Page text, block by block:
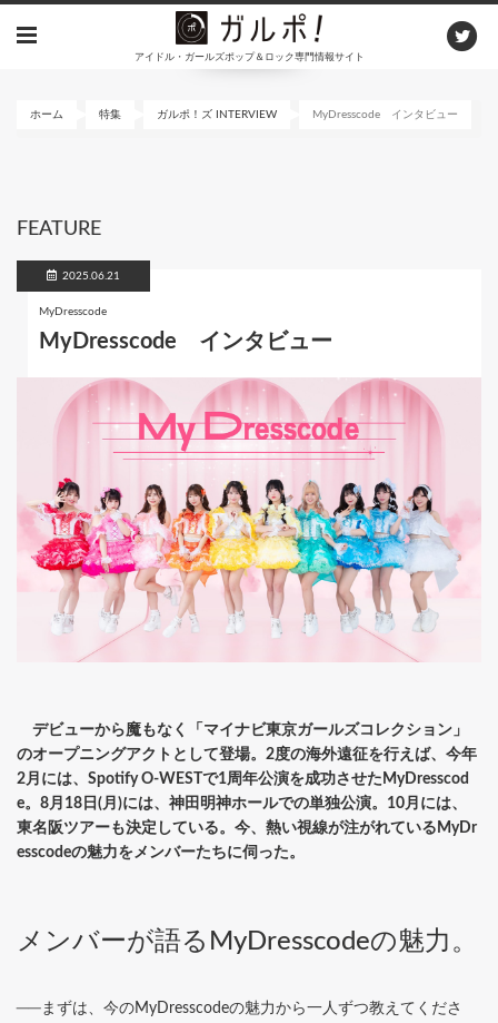
アイドル・ガールズポップ＆ロック専門情報サイト
ホーム 特集 ガルポ！ズ INTERVIEW MyDresscode インタビュー
FEATURE
2025.06.21
MyDresscode
MyDresscode インタビュー
デビューから魔もなく「マイナビ東京ガールズコレクション」
のオープニングアクトとして登場。2度の海外遠征を行えば、今年
2月には、Spotify O-WESTで1周年公演を成功させたMyDresscod
e。8月18日(月)には、神田明神ホールでの単独公演。10月には、
東名阪ツアーも決定している。今、熱い視線が注がれているMyDr
esscodeの魅力をメンバーたちに伺った。
メンバーが語るMyDresscodeの魅力。
──まずは、今のMyDresscodeの魅力から一人ずつ教えてくださ